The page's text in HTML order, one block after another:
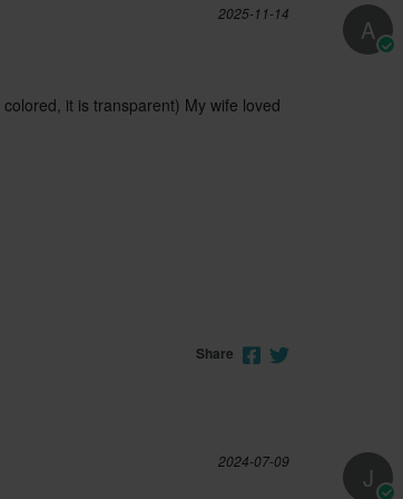
300 x 415 x 280 mm
2025-11-14
it is transparent) My wife loved
Share
A
2024-07-09
J